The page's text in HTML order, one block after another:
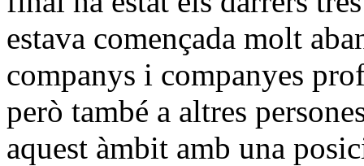
estava començada molt
companys i companyes
però també a altres
aquest àmbit amb una